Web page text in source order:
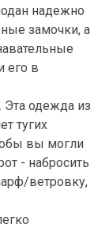
надежно
замочки, а
его в
одежда из
тугих
вы могли
- набросить
ветровку,